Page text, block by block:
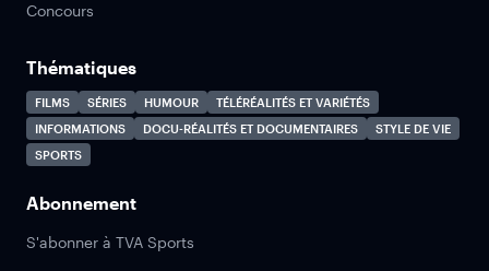
Concours
Thématiques
FILMS SÉRIES HUMOUR
TÉLÉRÉALITÉS ET VARIÉTÉS
INFORMATIONS
DOCU-RÉALITÉS ET DOCUMENTAIRES
STYLE DE VIE
SPORTS
Abonnement
S'abonner à TVA Sports